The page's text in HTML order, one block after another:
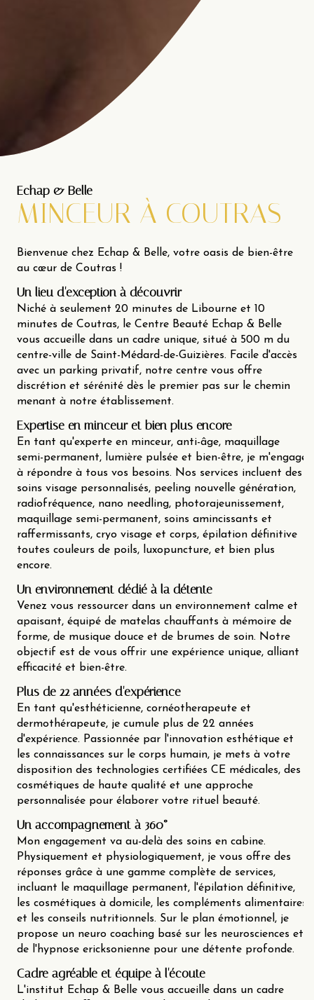
Echap & Belle
MINCEUR À COUTRAS
Bienvenue chez Echap & Belle, votre oasis de bien-être
au cœur de Coutras !
Un lieu d'exception à découvrir
Niché à seulement 20 minutes de Libourne et 10
minutes de Coutras, le Centre Beauté Echap & Belle
vous accueille dans un cadre unique, situé à 500 m du
centre-ville de Saint-Médard-de-Guizières. Facile d'accès
avec un parking privatif, notre centre vous offre
discrétion et sérénité dès le premier pas sur le chemin
menant à notre établissement.
Expertise en minceur et bien plus encore
En tant qu'experte en minceur, anti-âge, maquillage
semi-permanent, lumière pulsée et bien-être, je m'engage
à répondre à tous vos besoins. Nos services incluent des
soins visage personnalisés, peeling nouvelle génération,
radiofréquence, nano needling, photorajeunissement,
maquillage semi-permanent, soins amincissants et
raffermissants, cryo visage et corps, épilation définitive
toutes couleurs de poils, luxopuncture, et bien plus
encore.
Un environnement dédié à la détente
Venez vous ressourcer dans un environnement calme et
apaisant, équipé de matelas chauffants à mémoire de
forme, de musique douce et de brumes de soin. Notre
objectif est de vous offrir une expérience unique, alliant
efficacité et bien-être.
Plus de 22 années d'expérience
En tant qu'esthéticienne, cornéotherapeute et
dermothérapeute, je cumule plus de 22 années
d'expérience. Passionnée par l'innovation esthétique et
les connaissances sur le corps humain, je mets à votre
disposition des technologies certifiées CE médicales, des
cosmétiques de haute qualité et une approche
personnalisée pour élaborer votre rituel beauté.
Un accompagnement à 360°
Mon engagement va au-delà des soins en cabine.
Physiquement et physiologiquement, je vous offre des
réponses grâce à une gamme complète de services,
incluant le maquillage permanent, l'épilation définitive,
les cosmétiques à domicile, les compléments alimentaires
et les conseils nutritionnels. Sur le plan émotionnel, je
propose un neuro coaching basé sur les neurosciences et
de l'hypnose ericksonienne pour une détente profonde.
Cadre agréable et équipe à l'écoute
L'institut Echap & Belle vous accueille dans un cadre